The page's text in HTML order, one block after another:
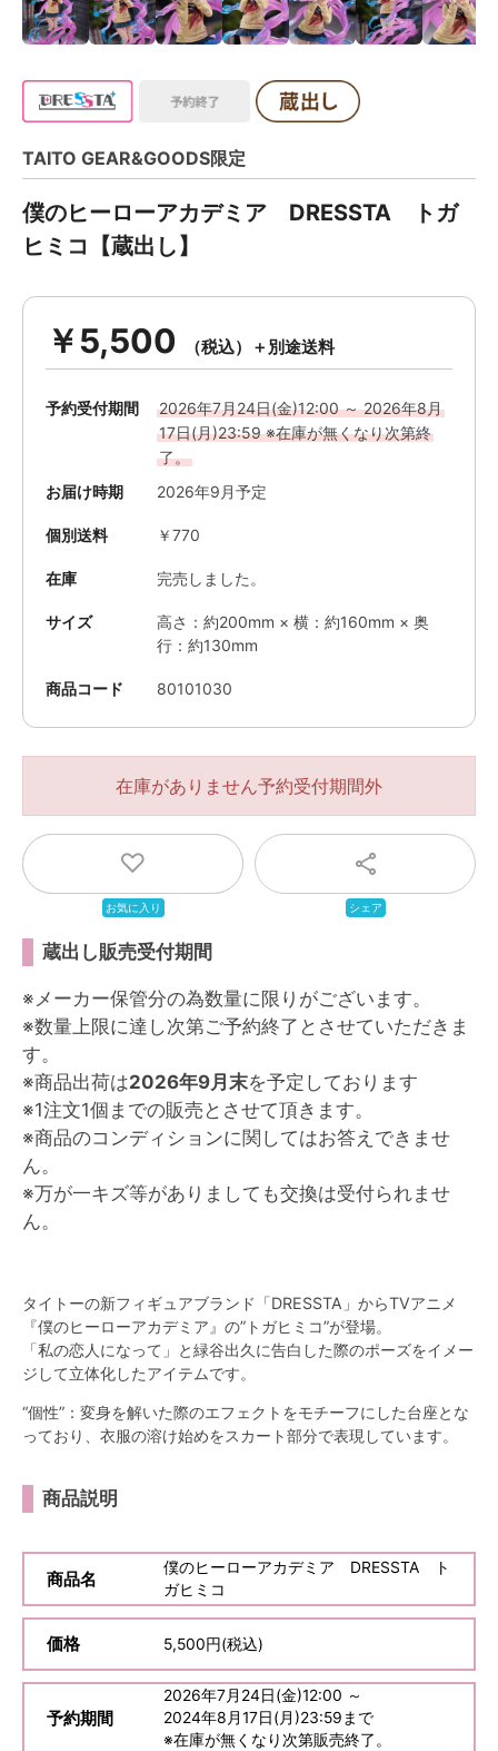
僕のヒーローアカデミア DRESSTA トガ
ヒミコ【蔵出し】
TAITO GEAR&GOODS限定
￥5,500
商品コード 80101030
予約受付期間
2026年7月24日(金)12:00 ～ 2026年8月
17日(月)23:59 ※在庫が無くなり次第終
了。
お届け時期
2026年9月予定
サイズ
高さ：約200mm × 横：約160mm × 奥
行：約130mm
個別送料 ￥770
在庫 完売しました。
在庫がありません
蔵出し販売受付期間
※ メーカー保管分の為数量に限りがございます。
※数量上限に達し次第ご予約終了とさせていただきま
す。
※商品出荷は2026年9月末を予定しております
※1注文1個までの販売とさせて頂きます。
※商品のコンディションに関してはお答えできませ
ん。
※万が一キズ等がありましても交換は受付られませ
ん。
タイトーの新フィギュアブランド「DRESSTA」からTVアニメ
『僕のヒーローアカデミア』の”トガヒミコ”が登場。
「私の恋人になって」と緑谷出久に告白した際のポーズをイメー
ジして立体化したアイテムです。
“個性”：変身を解いた際のエフェクトをモチーフにした台座とな
っており、衣服の溶け始めをスカート部分で表現しています。
商品説明
商品名
僕のヒーローアカデミア DRESSTA ト
ガヒミコ
価格 5,500円(税込)
予約期間
2026年7月 24日(金)12:00 ～
2024年8 月17日(月)23:59まで
※在庫が無くなり次第販売終了。